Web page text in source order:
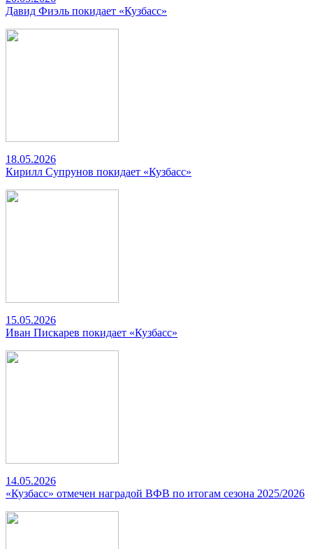
Давид Фиэль покидает «Кузбасс»
18.05.2026
Кирилл Супрунов покидает «Кузбасс»
15.05.2026
Иван Пискарев покидает «Кузбасс»
14.05.2026
«Кузбасс» отмечен наградой ВФВ по итогам сезона 2025/2026